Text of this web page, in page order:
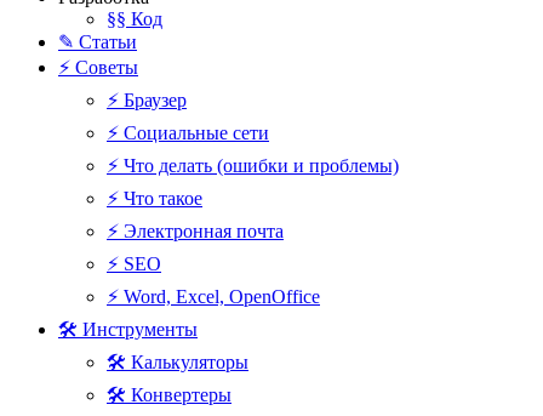
§§ Код
✎ Статьи
⚡ Советы
⚡ Браузер
⚡ Социальные сети
⚡ Что делать (ошибки и проблемы)
⚡ Что такое
⚡ Электронная почта
⚡ SEO
⚡ Word, Excel, OpenOffice
🛠 Инструменты
🛠 Калькуляторы
🛠 Конвертеры